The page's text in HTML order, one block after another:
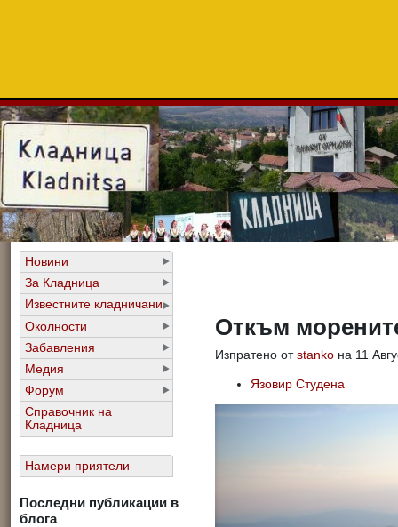
Новини
За Кладница
Известните кладничани
Околности
Забавления
Медия
Форум
Справочник на
Кладница
Намери приятели
Последни публикации в
блога
Откъм
Изпратено отstanko на 11
Язовир Студена